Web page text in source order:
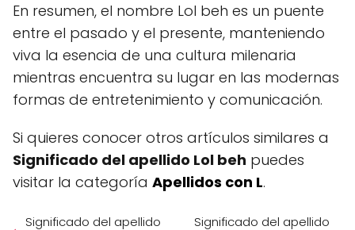
En resumen, el nombre Lol beh es un puente
entre el pasado y el presente, manteniendo
viva la esencia de una cultura milenaria
mientras encuentra su lugar en las modernas
formas de entretenimiento y comunicación.
Si quieres conocer otros artículos similares a
Significado del apellido Lol beh puedes
visitar la categoría Apellidos con L.
Significado del apellido
Significado del apellido